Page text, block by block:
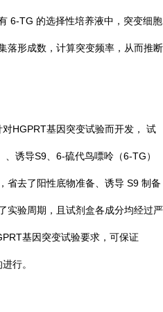
6-TG 的选择性培养液中，突变细胞
落形成数，计算突变频率，从而推断
HGPRT基因突变试验而开发， 试
诱导S9、6-硫代鸟嘌呤（6-TG）
省去了阳性底物准备、诱导 S9 制备
实验周期，且试剂盒各成分均经过严
基因突变试验要求，可保证
行。